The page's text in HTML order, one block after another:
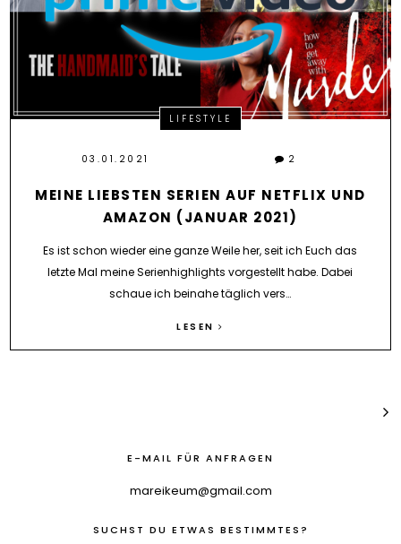
LIFESTYLE
03.01.2021 2
MEINE LIEBSTEN SERIEN AUF NETFLIX UND
AMAZON (JANUAR 2021)
Es ist schon wieder eine ganze Weile her, seit ich Euch das
letzte Mal meine Serienhighlights vorgestellt habe. Dabei
schaue ich beinahe täglich vers…
LESEN
E-MAIL FÜR ANFRAGEN
mareikeum@gmail.com
SUCHST DU ETWAS BESTIMMTES?